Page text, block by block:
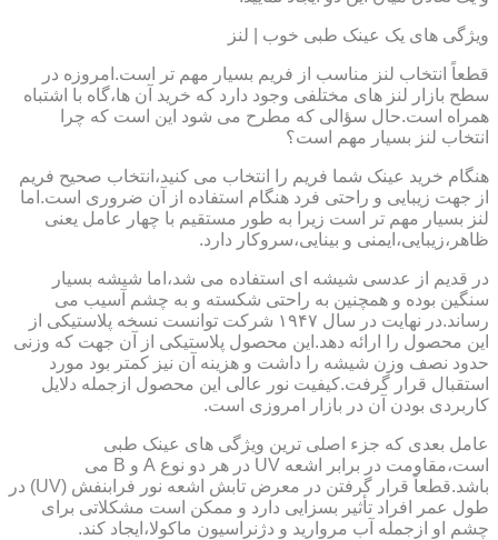
ویژگی های یک عینک طبی خوب | لنز
قطعاً انتخاب لنز مناسب از فریم بسیار مهم تر است.امروزه در
سطح بازار لنز های مختلفی وجود دارد که خرید آن ها،گاه با اشتباه
همراه است.حال سؤالی که مطرح می شود این است که چرا
انتخاب لنز بسیار مهم است؟
هنگام خرید عینک شما فریم را انتخاب می کنید،انتخاب صحیح فریم
از جهت زیبایی و راحتی فرد هنگام استفاده از آن ضروری است.اما
لنز بسیار مهم تر است زیرا به طور مستقیم با چهار عامل یعنی
ظاهر،زیبایی،ایمنی و بینایی،سروکار دارد.
در قدیم از عدسی شیشه ای استفاده می شد،اما شیشه بسیار
سنگین بوده و همچنین به راحتی شکسته و به چشم آسیب می
رساند.در نهایت در سال ۱۹۴۷ شرکت توانست نسخه پلاستیکی از
این محصول را ارائه دهد.این محصول پلاستیکی از آن جهت که وزنی
حدود نصف وزن شیشه را داشت و هزینه آن نیز کمتر بود مورد
استقبال قرار گرفت.کیفیت نور عالی این محصول ازجمله دلایل
کاربردی بودن آن در بازار امروزی است.
عامل بعدی که جزء اصلی ترین ویژگی های عینک طبی
است،مقاومت در برابر اشعه UV در هر دو نوع A و B می
باشد.قطعاً قرار گرفتن در معرض تابش اشعه نور فرابنفش (UV) در
طول عمر افراد تأثیر بسزایی دارد و ممکن است مشکلاتی برای
چشم او ازجمله آب مروارید و دژنراسیون ماکولا،ایجاد کند.